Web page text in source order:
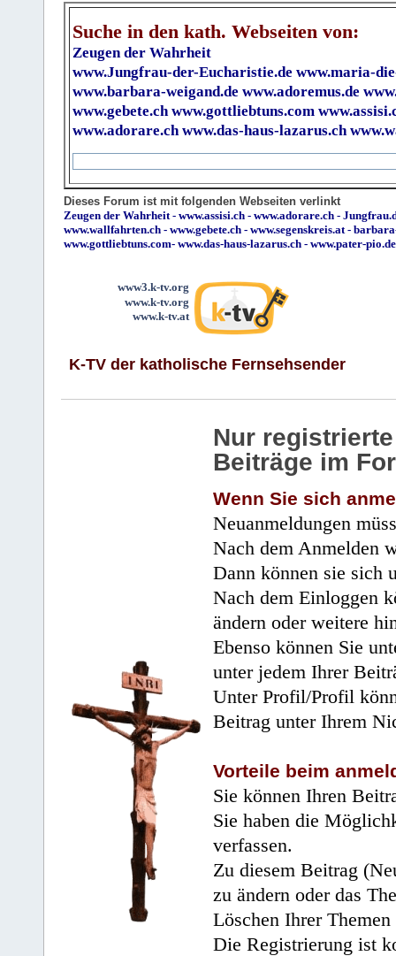
Suche in den kath. Webseiten von:
Zeugen der Wahrheit
www.Jungfrau-der-Eucharistie.de www.maria-
www.barbara-weigand.de www.adoremus.de
www.gebete.ch www.gottliebtuns.com
www.adorare.ch www.das-haus-lazarus.ch
Dieses Forum ist mit folgenden Webseiten verlinkt
Zeugen der Wahrheit- www.assisi.ch - www.adorare.ch -
www.wallfahrten.ch - www.gebete.ch - www.segenskreis.at-
www.gottliebtuns.com- www.das-haus-lazarus.ch - www.pater-pio.de
www3.k-tv.org
www.k-tv.org
www.k-tv.at
K-TV der katholische Fernsehsender
Nur
Beiträge im
Wenn Sie sich
Neuanmeldungen
Nach dem Anmelden
Dann können sie sich
Nach dem Einloggen
ändern oder weitere
Ebenso können Sie
unter jedem Ihrer
Unter Profil/Profil
Beitrag unter Ihrem
Vorteile beim
Sie können Ihren
Sie haben die
verfassen.
Zu diesem Beitrag
zu ändern oder das
Löschen Ihrer
Die Registrierung ist